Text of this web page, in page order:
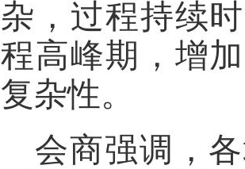
杂，过程持续
程高峰期，增
复杂性。
会商强调，